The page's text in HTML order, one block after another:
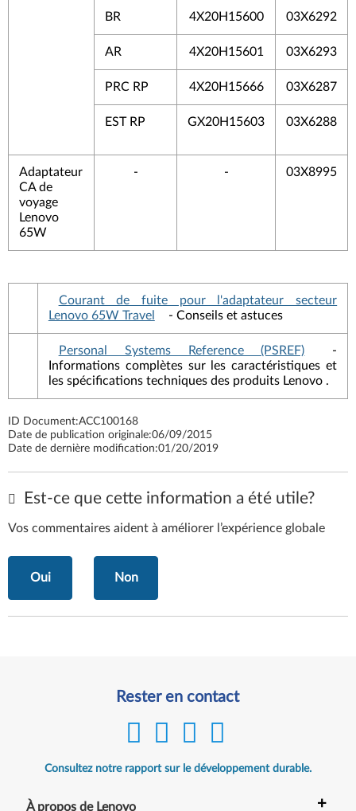
BR 4X20H15600 03X6292
AR 4X20H15601 03X6293
PRC RP 4X20H15666 03X6287
EST RP GX20H15603 03X6288
Adaptateur
CA de
voyage
Lenovo
65W
- - 03X8995
Courant de fuite pour l'adaptateur secteur
Lenovo 65W Travel
- Conseils et astuces
Personal Systems Reference (PSREF)
-
Informations complètes sur les caractéristiques et
les spécifications techniques des produits Lenovo .
ID Document:ACC100168
Date de publication originale:06/09/2015
Date de dernière modification:01/20/2019
Est-ce que cette information a été utile?
Vos commentaires aident à améliorer l’expérience globale
Oui Non
Rester en contact
Consultez notre rapport sur le développement durable.
À propos de Lenovo +